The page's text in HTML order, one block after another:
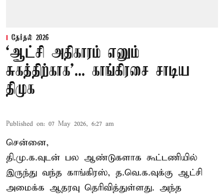
தேர்தல் 2026
‘ஆட்சி அதிகாரம் எனும்
சுகத்திற்காக’... காங்கிரசை சாடிய
திமுக
Published on: 07 May 2026, 6:27 am
சென்னை,
தி.மு.க.வுடன் பல ஆண்டுகளாக கூட்டணியில்
இருந்து வந்த காங்கிரஸ், த.வெ.க.வுக்கு ஆட்சி
அமைக்க ஆதரவு தெரிவித்துள்ளது. அந்த